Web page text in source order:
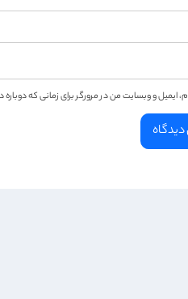
ایمیل و وبسایت من در مرورگر برای زمانی که